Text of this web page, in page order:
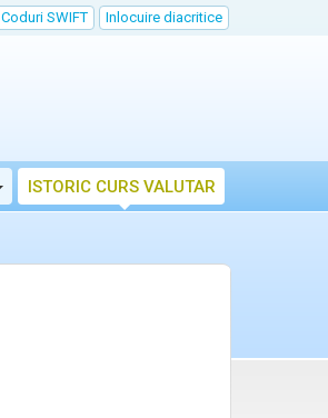
Coduri SWIFT Inlocuire diacritice
Toggle Dropdown
ISTORIC CURS VALUTAR